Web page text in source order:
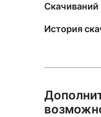
История